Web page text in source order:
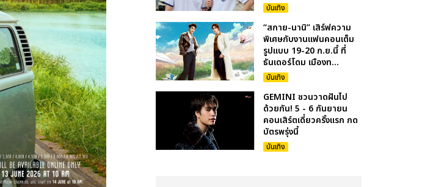
บันเทิง
“สกาย-นานิ” เสิร์ฟความ
พิเศษกับงานแฟนคอนเต็ม
รูปแบบ 19-20 ก.ย.นี้ ที่
ธันเดอร์โดม เมืองท...
บันเทิง
GEMINI ชวนวาดฝันไป
ด้วยกัน! 5 - 6 กันยายน
คอนเสิร์ตเดี่ยวครั้งแรก กด
บัตรพรุ่งนี้
บันเทิง